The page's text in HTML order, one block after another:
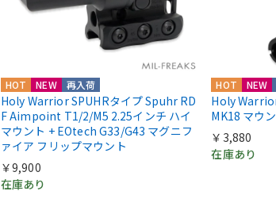
HOT NEW 再入荷
Holy Warrior SPUHRタイプ Spuhr RD
F Aimpoint T1/2/M5 2.25インチ ハイ
マウント + EOtech G33/G43 マグニフ
ァイア フリップマウント
￥9,900
在庫あり
HOT NEW
Holy
MK18 マウ
￥3,880
在庫あり